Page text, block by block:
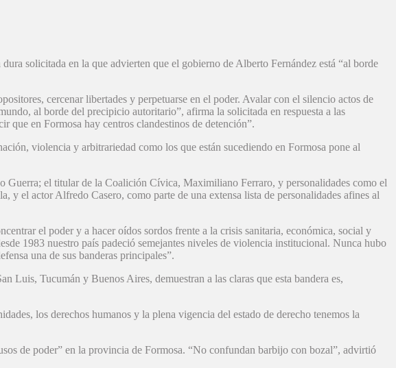
solicitada en la que advierten que el gobierno de Alberto Fernández está “al borde
cercenar libertades y perpetuarse en el poder. Avalar con el silencio actos de
al borde del precipicio autoritario”, afirma la solicitada en respuesta a las
que en Formosa hay centros clandestinos de detención”.
violencia y arbitrariedad como los que están sucediendo en Formosa pone al
el titular de la Coalición Cívica, Maximiliano Ferraro, y personalidades como el
el actor Alfredo Casero, como parte de una extensa lista de personalidades afines al
el poder y a hacer oídos sordos frente a la crisis sanitaria, económica, social y
1983 nuestro país padeció semejantes niveles de violencia institucional. Nunca hubo
una de sus banderas principales”.
Luis, Tucumán y Buenos Aires, demuestran a las claras que esta bandera es,
los derechos humanos y la plena vigencia del estado de derecho tenemos la
de poder” en la provincia de Formosa. “No confundan barbijo con bozal”, advirtió